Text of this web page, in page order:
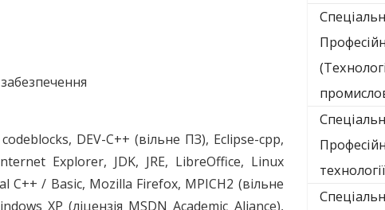
DEV-C++ (вільне ПЗ), Eclipse-cpp,
Explorer, JDK, JRE, LibreOffice, Linux
C++ / Basic, Mozilla Firefox, MPICH2 (вільне
XP (ліцензія MSDN Academic Aliance),